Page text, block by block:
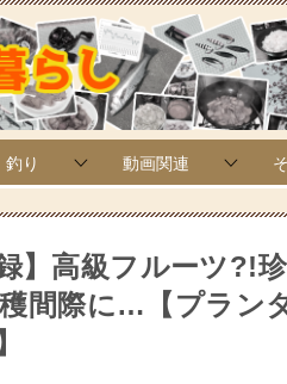
釣り 動画関連
】高級フルーツ?!
間際に…【プラン